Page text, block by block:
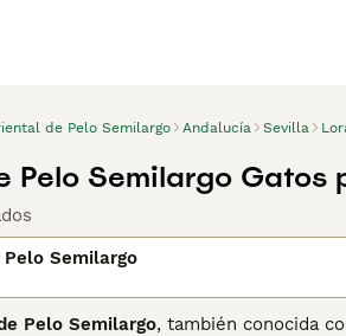
de Pelo Semilargo Andalucía Sevilla
Pelo Semilargo Gatos
Semilargo
Pelo Semilargo, también conocida